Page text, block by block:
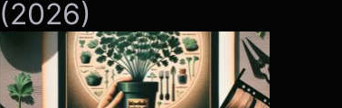
(2026)